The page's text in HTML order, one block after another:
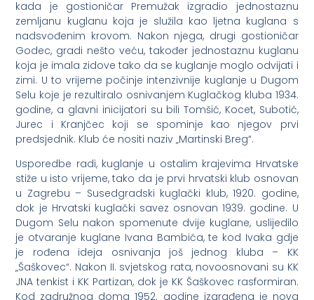
kada je gostioničar Premužak izgradio jednostaznu
zemljanu kuglanu koja je služila kao ljetna kuglana s
nadsvođenim krovom. Nakon njega, drugi gostioničar
Godec, gradi nešto veću, također jednostaznu kuglanu
koja je imala zidove tako da se kuglanje moglo odvijati i
zimi. U to vrijeme počinje intenzivnije kuglanje u Dugom
Selu koje je rezultiralo osnivanjem Kuglačkog kluba 1934.
godine, a glavni inicijatori su bili Tomšić, Kocet, Subotić,
Jurec i Kranjčec koji se spominje kao njegov prvi
predsjednik. Klub će nositi naziv „Martinski Breg“.
Usporedbe radi, kuglanje u ostalim krajevima Hrvatske
stiže u isto vrijeme, tako da je prvi hrvatski klub osnovan
u Zagrebu – Susedgradski kuglački klub, 1920. godine,
dok je Hrvatski kuglački savez osnovan 1939. godine. U
Dugom Selu nakon spomenute dvije kuglane, uslijedilo
je otvaranje kuglane Ivana Bambića, te kod Ivaka gdje
je rođena ideja osnivanja još jednog kluba – KK
„Šaškovec“. Nakon II. svjetskog rata, novoosnovani su KK
JNA tenkist i KK Partizan, dok je KK Šaškovec rasformiran.
Kod zadružnog doma 1952. godine izgrađena je nova